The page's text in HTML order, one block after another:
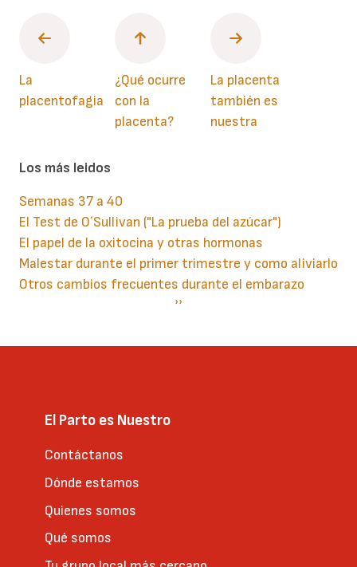
La
placentofagia
¿Qué ocurre
con la
placenta?
La placenta
también es
nuestra
Los más leidos
Semanas 37 a 40
El Test de O´Sullivan ("La prueba del azúcar")
El papel de la oxitocina y otras hormonas
Malestar durante el primer trimestre y como aliviarlo
Otros cambios frecuentes durante el embarazo
Siguiente
››
El Parto es Nuestro
Contáctanos
Dónde estamos
Quienes somos
Qué somos